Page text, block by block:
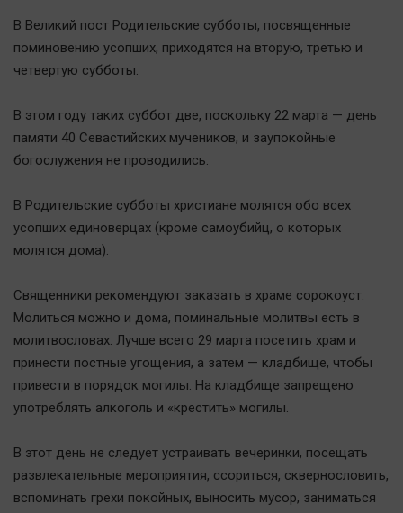
Происшествия
Здоровье
Курилка
Спорт
Технологии
Отраслевые темы
Автомобили
XX век: криминальные уроки
Банки
Медиаграмотность
Новости компаний
В Великий пост Родительские субботы, посвященные
поминовению усопших, приходятся на вторую, третью и
четвертую субботы.
В этом году таких суббот две, поскольку 22 марта — день
памяти 40 Севастийских мучеников, и заупокойные
богослужения не проводились.
В Родительские субботы христиане молятся обо всех
усопших единоверцах (кроме самоубийц, о которых
молятся дома).
Священники рекомендуют заказать в храме сорокоуст.
Молиться можно и дома, поминальные молитвы есть в
молитвословах. Лучше всего 29 марта посетить храм и
принести постные угощения, а затем — кладбище, чтобы
привести в порядок могилы. На кладбище запрещено
употреблять алкоголь и «крестить» могилы.
В этот день не следует устраивать вечеринки, посещать
развлекательные мероприятия, ссориться, сквернословить,
вспоминать грехи покойных, выносить мусор, заниматься